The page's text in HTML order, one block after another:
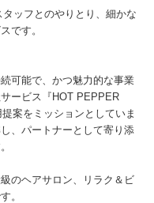
ッフとのやりとり、細かな
です。
可能で、かつ魅力的な事業
ービス『HOT PEPPER
案をミッションとしていま
、パートナーとして寄り添
のヘアサロン、リラク＆ビ
。